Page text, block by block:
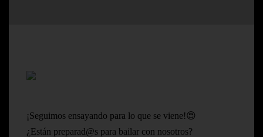
¡Seguimos ensayando para lo que se viene!😍
¿Están preparad@s para bailar con nosotros?